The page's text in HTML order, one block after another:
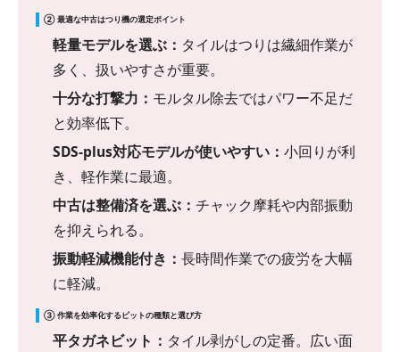
② 最適な中古はつり機の選定ポイント
軽量モデルを選ぶ： タイルはつりは繊細作業が
多く、扱いやすさが重要。
十分な打撃力： モルタル除去ではパワー不足だ
と効率低下。
SDS-plus対応モデルが使いやすい： 小回りが利
き、軽作業に最適。
中古は整備済を選ぶ： チャック摩耗や内部振動
を抑えられる。
振動軽減機能付き： 長時間作業での疲労を大幅
に軽減。
③ 作業を効率化するビットの種類と選び方
平タガネビット： タイル剥がしの定番。広い面